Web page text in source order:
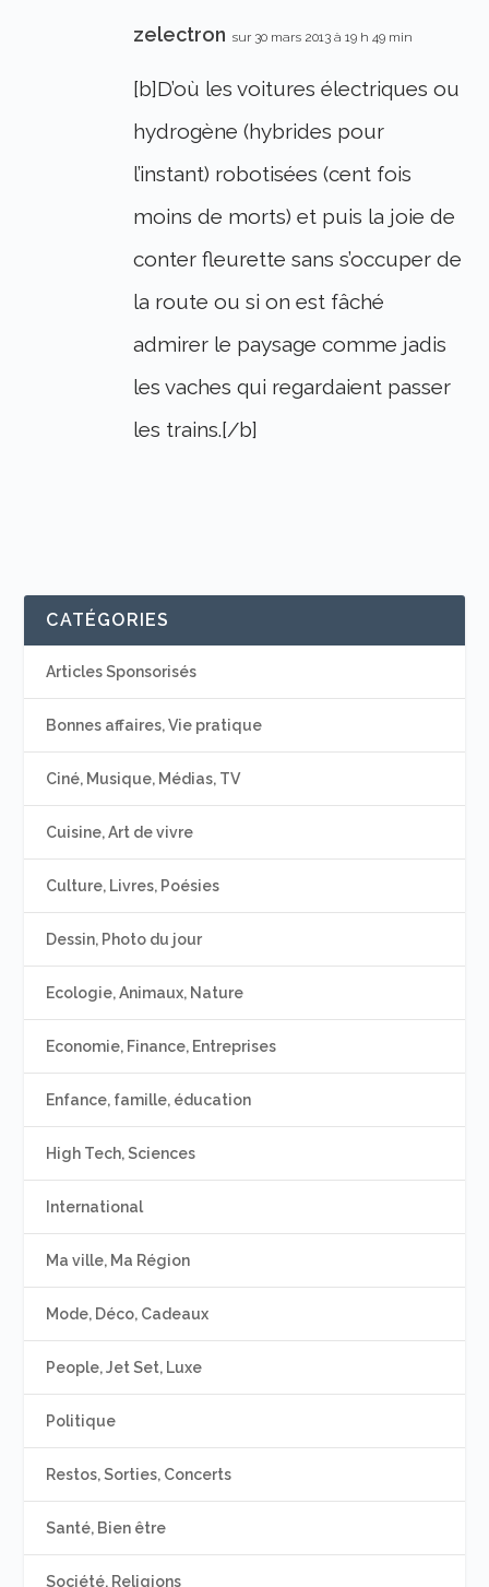
zelectron sur 30 mars 2013 à 19 h 49 min
[b]D’où les voitures électriques ou
hydrogène (hybrides pour
l’instant) robotisées (cent fois
moins de morts) et puis la joie de
conter fleurette sans s’occuper de
la route ou si on est fâché
admirer le paysage comme jadis
les vaches qui regardaient passer
les trains.[/b]
CATÉGORIES
Articles Sponsorisés
Bonnes affaires, Vie pratique
Ciné, Musique, Médias, TV
Cuisine, Art de vivre
Culture, Livres, Poésies
Dessin, Photo du jour
Ecologie, Animaux, Nature
Economie, Finance, Entreprises
Enfance, famille, éducation
High Tech, Sciences
International
Ma ville, Ma Région
Mode, Déco, Cadeaux
People, Jet Set, Luxe
Politique
Restos, Sorties, Concerts
Santé, Bien être
Société, Religions